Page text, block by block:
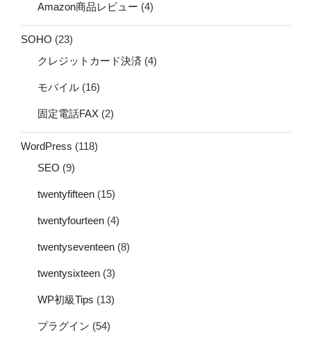
Amazon商品レビュー (4)
SOHO (23)
クレジットカード決済 (4)
モバイル (16)
固定電話FAX (2)
WordPress (118)
SEO (9)
twentyfifteen (15)
twentyfourteen (4)
twentyseventeen (8)
twentysixteen (3)
WP初級Tips (13)
プラグイン (54)